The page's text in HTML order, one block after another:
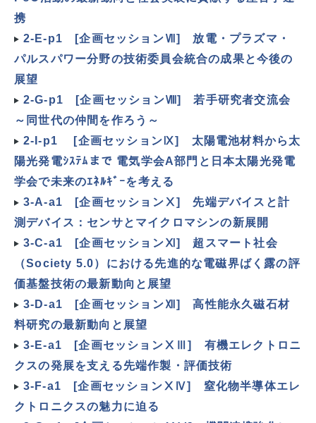
携
2-E-p1 [企画セッションⅦ] 放電・プラズマ・
パルスパワー分野の技術委員会統合の成果と今後の
展望
2-G-p1 [企画セッションⅧ] 若手研究者交流会
～同世代の仲間を作ろう～
2-I-p1 [企画セッションⅨ] 太陽電池材料から太
陽光発電ｼｽﾃﾑまで 電気学会A部門と日本太陽光発電
学会で未来のｴﾈﾙｷﾞｰを考える
3-A-a1 [企画セッションⅩ] 先端デバイスと計
測デバイス：センサとマイクロマシンの新展開
3-C-a1 [企画セッションⅪ] 超スマート社会
（Society 5.0）における先進的な電磁界ばく露の評
価基盤技術の最新動向と展望
3-D-a1 [企画セッションⅫ] 高性能永久磁石材
料研究の最新動向と展望
3-E-a1 [企画セッションⅩⅢ] 有機エレクトロニ
クスの発展を支える先端作製・評価技術
3-F-a1 [企画セッションⅩⅣ] 窒化物半導体エレ
クトロニクスの魅力に迫る